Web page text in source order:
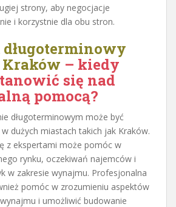
strony, aby negocjacje
i korzystnie dla obu stron.
– kiedy
się nad
pomocą?
długoterminowym może być
dużych miastach takich jak Kraków.
z ekspertami może pomóc w
rynku, oczekiwań najemców i
w zakresie wynajmu. Profesjonalna
pomóc w zrozumieniu aspektów
i umożliwić budowanie